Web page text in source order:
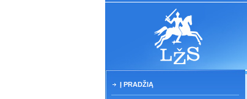
Į PRADŽIĄ